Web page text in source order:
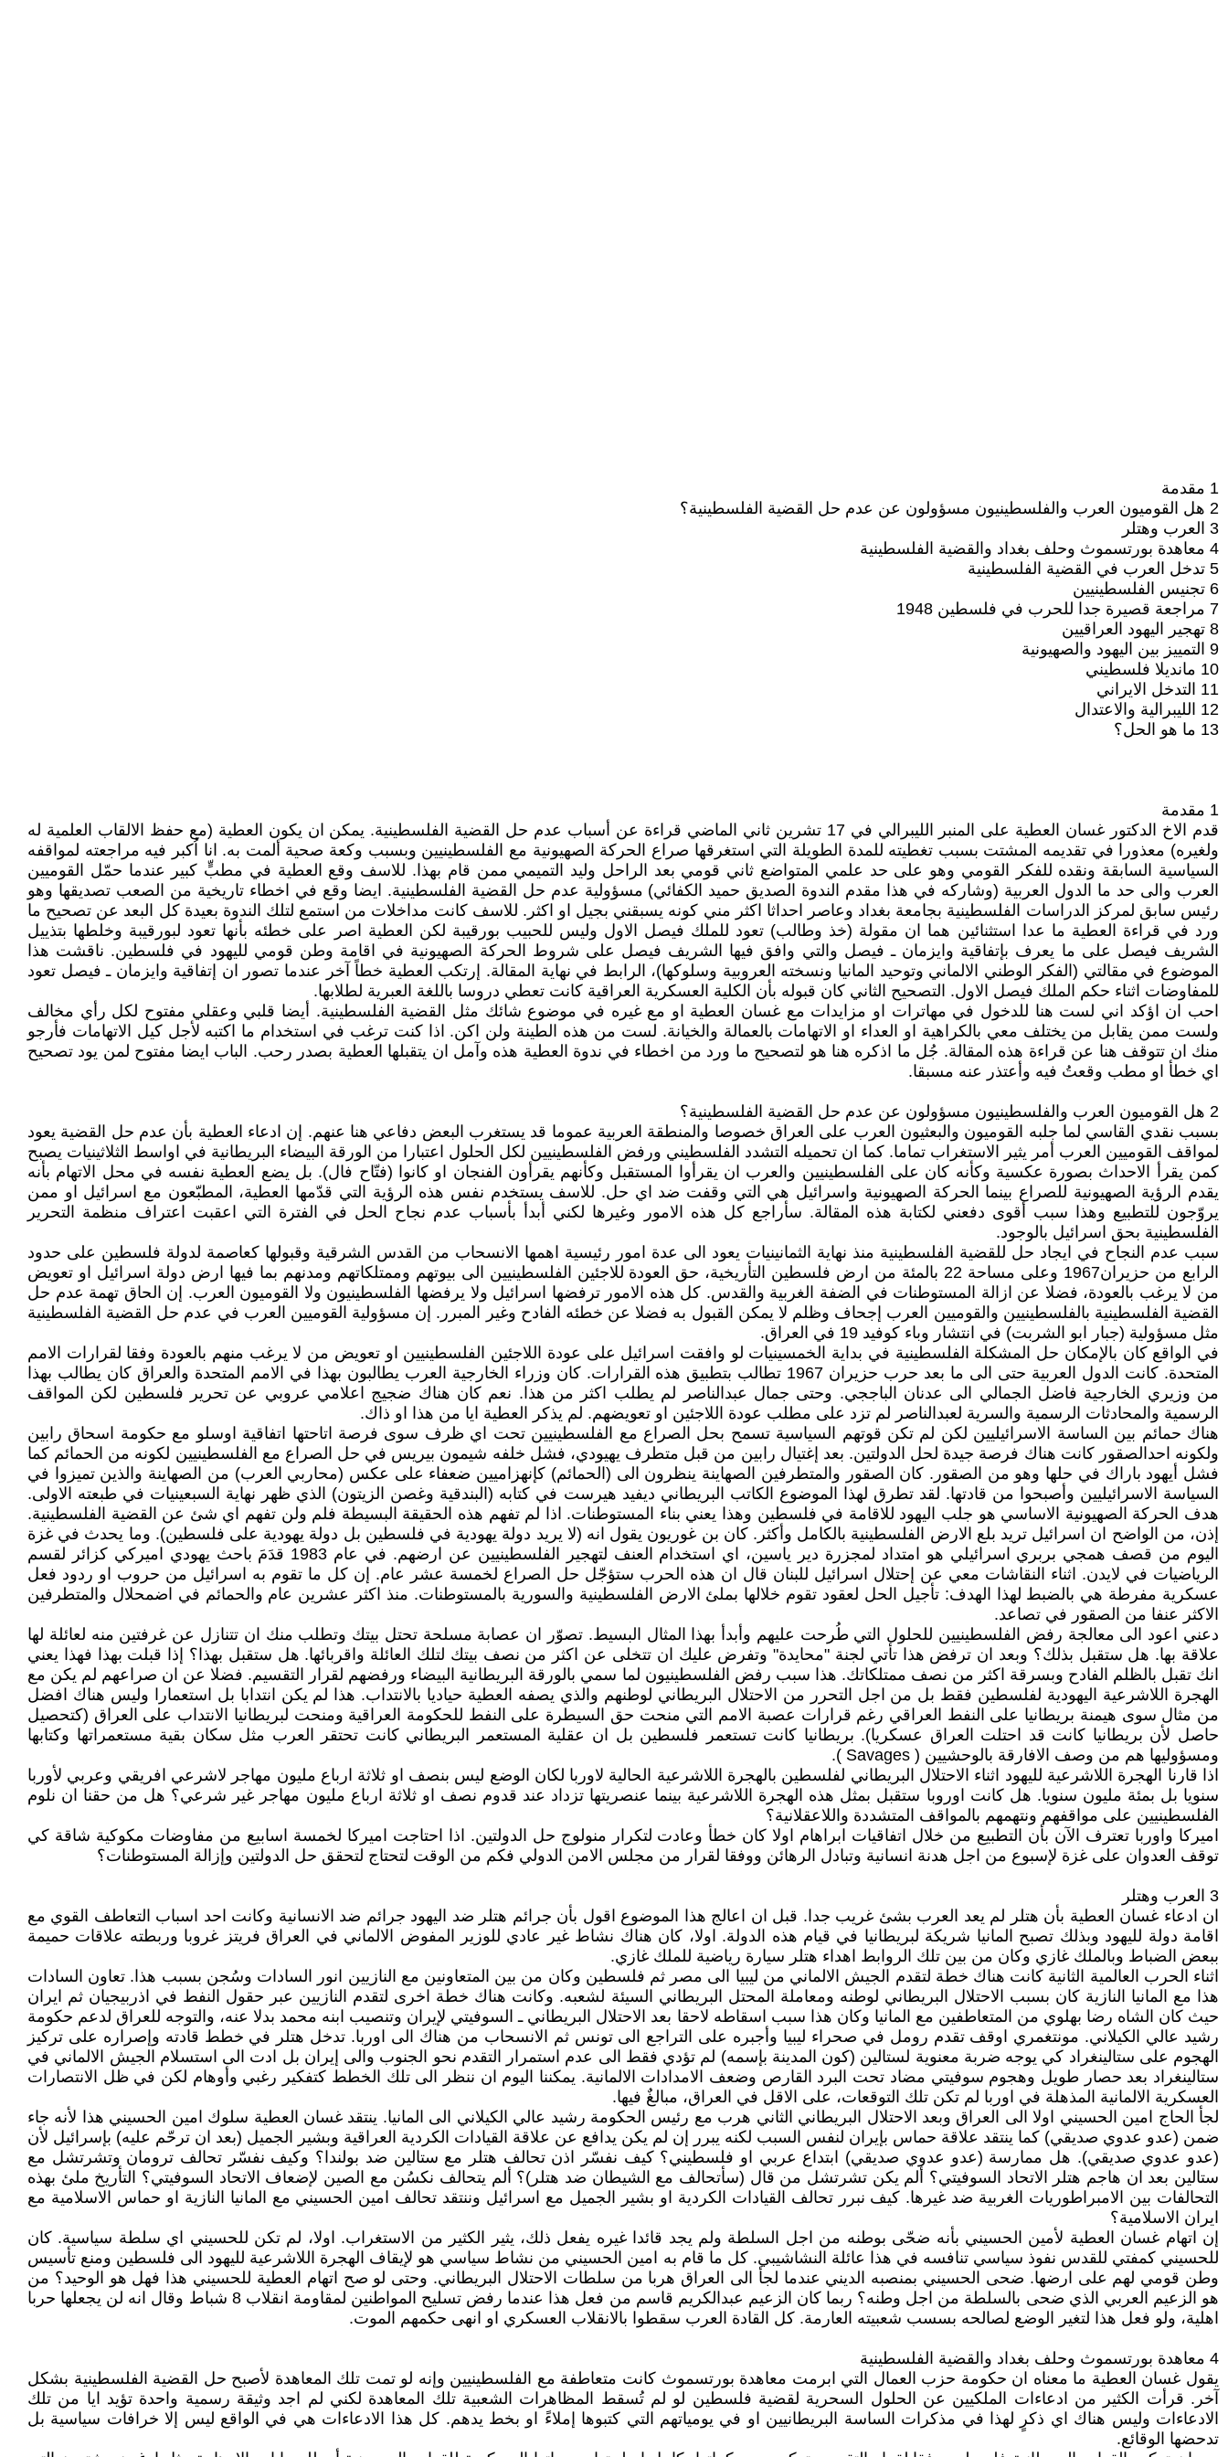
1 مقدمة
2 هل القوميون العرب والفلسطينيون مسؤولون عن عدم حل القضية الفلسطينية؟
3 العرب وهتلر
4 معاهدة بورتسموث وحلف بغداد والقضية الفلسطينية
5 تدخل العرب في القضية الفلسطينية
6 تجنيس الفلسطينيين
7 مراجعة قصيرة جدا للحرب في فلسطين 1948
8 تهجير اليهود العراقيين
9 التمييز بين اليهود والصهيونية
10 مانديلا فلسطيني
11 التدخل الايراني
12 الليبرالية والاعتدال
13 ما هو الحل؟
1 مقدمة
قدم الاخ الدكتور غسان العطية على المنبر الليبرالي في 17 تشرين ثاني الماضي قراءة عن أسباب عدم حل القضية الفلسطينية. يمكن ان يكون العطية (مع حفظ الالقاب العلمية له
ولغيره) معذورا في تقديمه المشتت بسبب تغطيته للمدة الطويلة التي استغرقها صراع الحركة الصهيونية مع الفلسطينيين وبسبب وكعة صحية ألمت به. انا اُكبر فيه مراجعته لمواقفه
السياسية السابقة ونقده للفكر القومي وهو على حد علمي المتواضع ثاني قومي بعد الراحل وليد التميمي ممن قام بهذا. للاسف وقع العطية في مطبٍّ كبير عندما حمّل القوميين
العرب والى حد ما الدول العربية (وشاركه في هذا مقدم الندوة الصديق حميد الكفائي) مسؤولية عدم حل القضية الفلسطينية. ايضا وقع في اخطاء تاريخية من الصعب تصديقها وهو
رئيس سابق لمركز الدراسات الفلسطينية بجامعة بغداد وعاصر احداثا اكثر مني كونه يسبقني بجيل او اكثر. للاسف كانت مداخلات من استمع لتلك الندوة بعيدة كل البعد عن تصحيح ما
ورد في قراءة العطية ما عدا استثنائين هما ان مقولة (خذ وطالب) تعود للملك فيصل الاول وليس للحبيب بورقيبة لكن العطية اصر على خطئه بأنها تعود لبورقيبة وخلطها بتذييل
الشريف فيصل على ما يعرف بإتفاقية وايزمان ـ فيصل والتي وافق فيها الشريف فيصل على شروط الحركة الصهيونية في اقامة وطن قومي لليهود في فلسطين. ناقشت هذا
الموضوع في مقالتي (الفكر الوطني الالماني وتوحيد المانيا ونسخته العروبية وسلوكها)، الرابط في نهاية المقالة. إرتكب العطية خطاً آخر عندما تصور ان إتفاقية وايزمان ـ فيصل تعود
للمفاوضات اثناء حكم الملك فيصل الاول. التصحيح الثاني كان قبوله بأن الكلية العسكرية العراقية كانت تعطي دروسا باللغة العبرية لطلابها.
احب ان اؤكد اني لست هنا للدخول في مهاترات او مزايدات مع غسان العطية او مع غيره في موضوع شائك مثل القضية الفلسطينية. أيضا قلبي وعقلي مفتوح لكل رأي مخالف
ولست ممن يقابل من يختلف معي بالكراهية او العداء او الاتهامات بالعمالة والخيانة. لست من هذه الطينة ولن اكن. اذا كنت ترغب في استخدام ما اكتبه لأجل كيل الاتهامات فأرجو
منك ان تتوقف هنا عن قراءة هذه المقالة. جُل ما اذكره هنا هو لتصحيح ما ورد من اخطاء في ندوة العطية هذه وآمل ان يتقبلها العطية بصدر رحب. الباب ايضا مفتوح لمن يود تصحيح
اي خطأ او مطب وقعتُ فيه وأعتذر عنه مسبقا.
2 هل القوميون العرب والفلسطينيون مسؤولون عن عدم حل القضية الفلسطينية؟
بسبب نقدي القاسي لما جلبه القوميون والبعثيون العرب على العراق خصوصا والمنطقة العربية عموما قد يستغرب البعض دفاعي هنا عنهم. إن ادعاء العطية بأن عدم حل القضية يعود
لمواقف القوميين العرب أمر يثير الاستغراب تماما. كما ان تحميله التشدد الفلسطيني ورفض الفلسطينيين لكل الحلول اعتبارا من الورقة البيضاء البريطانية في اواسط الثلاثينيات يصبح
كمن يقرأ الاحداث بصورة عكسية وكأنه كان على الفلسطينيين والعرب ان يقرأوا المستقبل وكأنهم يقرأون الفنجان او كانوا (فتّاح فال). بل يضع العطية نفسه في محل الاتهام بأنه
يقدم الرؤية الصهيونية للصراع بينما الحركة الصهيونية واسرائيل هي التي وقفت ضد اي حل. للاسف يستخدم نفس هذه الرؤية التي قدّمها العطية، المطبّعون مع اسرائيل او ممن
يروّجون للتطبيع وهذا سبب أقوى دفعني لكتابة هذه المقالة. سأراجع كل هذه الامور وغيرها لكني أبدأ بأسباب عدم نجاح الحل في الفترة التي اعقبت اعتراف منظمة التحرير
الفلسطينية بحق اسرائيل بالوجود.
سبب عدم النجاح في ايجاد حل للقضية الفلسطينية منذ نهاية الثمانينيات يعود الى عدة امور رئيسية اهمها الانسحاب من القدس الشرقية وقبولها كعاصمة لدولة فلسطين على حدود
الرابع من حزيران1967 وعلى مساحة 22 بالمئة من ارض فلسطين التأريخية، حق العودة للاجئين الفلسطينيين الى بيوتهم وممتلكاتهم ومدنهم بما فيها ارض دولة اسرائيل او تعويض
من لا يرغب بالعودة، فضلا عن ازالة المستوطنات في الضفة الغربية والقدس. كل هذه الامور ترفضها اسرائيل ولا يرفضها الفلسطينيون ولا القوميون العرب. إن الحاق تهمة عدم حل
القضية الفلسطينية بالفلسطينيين والقوميين العرب إجحاف وظلم لا يمكن القبول به فضلا عن خطئه الفادح وغير المبرر. إن مسؤولية القوميين العرب في عدم حل القضية الفلسطينية
مثل مسؤولية (جبار ابو الشربت) في انتشار وباء كوفيد 19 في العراق.
في الواقع كان بالإمكان حل المشكلة الفلسطينية في بداية الخمسينيات لو وافقت اسرائيل على عودة اللاجئين الفلسطينيين او تعويض من لا يرغب منهم بالعودة وفقا لقرارات الامم
المتحدة. كانت الدول العربية حتى الى ما بعد حرب حزيران 1967 تطالب بتطبيق هذه القرارات. كان وزراء الخارجية العرب يطالبون بهذا في الامم المتحدة والعراق كان يطالب بهذا
من وزيري الخارجية فاضل الجمالي الى عدنان الباججي. وحتى جمال عبدالناصر لم يطلب اكثر من هذا. نعم كان هناك ضجيج اعلامي عروبي عن تحرير فلسطين لكن المواقف
الرسمية والمحادثات الرسمية والسرية لعبدالناصر لم تزد على مطلب عودة اللاجئين او تعويضهم. لم يذكر العطية ايا من هذا او ذاك.
هناك حمائم بين الساسة الاسرائيليين لكن لم تكن قوتهم السياسية تسمح بحل الصراع مع الفلسطينيين تحت اي ظرف سوى فرصة اتاحتها اتفاقية اوسلو مع حكومة اسحاق رابين
ولكونه احدالصقور كانت هناك فرصة جيدة لحل الدولتين. بعد إغتيال رابين من قبل متطرف يهيودي، فشل خلفه شيمون بيريس في حل الصراع مع الفلسطينيين لكونه من الحمائم كما
فشل أيهود باراك في حلها وهو من الصقور. كان الصقور والمتطرفين الصهاينة ينظرون الى (الحمائم) كإنهزاميين ضعفاء على عكس (محاربي العرب) من الصهاينة والذين تميزوا في
السياسة الاسرائيليين وأصبحوا من قادتها. لقد تطرق لهذا الموضوع الكاتب البريطاني ديفيد هيرست في كتابه (البندقية وغصن الزيتون) الذي ظهر نهاية السبعينيات في طبعته الاولى.
هدف الحركة الصهيونية الاساسي هو جلب اليهود للاقامة في فلسطين وهذا يعني بناء المستوطنات. اذا لم تفهم هذه الحقيقة البسيطة فلم ولن تفهم اي شئ عن القضية الفلسطينية.
إذن، من الواضح ان اسرائيل تريد بلع الارض الفلسطينية بالكامل وأكثر. كان بن غوريون يقول انه (لا يريد دولة يهودية في فلسطين بل دولة يهودية على فلسطين). وما يحدث في غزة
اليوم من قصف همجي بربري اسرائيلي هو امتداد لمجزرة دير ياسين، اي استخدام العنف لتهجير الفلسطينيين عن ارضهم. في عام 1983 قدَمَ باحث يهودي اميركي كزائر لقسم
الرياضيات في لايدن. اثناء النقاشات معي عن إحتلال اسرائيل للبنان قال ان هذه الحرب ستؤجّل حل الصراع لخمسة عشر عام. إن كل ما تقوم به اسرائيل من حروب او ردود فعل
عسكرية مفرطة هي بالضبط لهذا الهدف: تأجيل الحل لعقود تقوم خلالها بملئ الارض الفلسطينية والسورية بالمستوطنات. منذ اكثر عشرين عام والحمائم في اضمحلال والمتطرفين
الاكثر عنفا من الصقور في تصاعد.
دعني اعود الى معالجة رفض الفلسطينيين للحلول التي طُرحت عليهم وأبدأ بهذا المثال البسيط. تصوّر ان عصابة مسلحة تحتل بيتك وتطلب منك ان تتنازل عن غرفتين منه لعائلة لها
علاقة بها. هل ستقبل بذلك؟ وبعد ان ترفض هذا تأتي لجنة "محايدة" وتفرض عليك ان تتخلى عن اكثر من نصف بيتك لتلك العائلة واقربائها. هل ستقبل بهذا؟ إذا قبلت بهذا فهذا يعني
انك تقبل بالظلم الفادح وبسرقة اكثر من نصف ممتلكاتك. هذا سبب رفض الفلسطينيون لما سمي بالورقة البريطانية البيضاء ورفضهم لقرار التقسيم. فضلا عن ان صراعهم لم يكن مع
الهجرة اللاشرعية اليهودية لفلسطين فقط بل من اجل التحرر من الاحتلال البريطاني لوطنهم والذي يصفه العطية حياديا بالانتداب. هذا لم يكن انتدابا بل استعمارا وليس هناك افضل
من مثال سوى هيمنة بريطانيا على النفط العراقي رغم قرارات عصبة الامم التي منحت حق السيطرة على النفط للحكومة العراقية ومنحت لبريطانيا الانتداب على العراق (كتحصيل
حاصل لأن بريطانيا كانت قد احتلت العراق عسكريا). بريطانيا كانت تستعمر فلسطين بل ان عقلية المستعمر البريطاني كانت تحتقر العرب مثل سكان بقية مستعمراتها وكتابها
ومسؤوليها هم من وصف الافارقة بالوحشيين ( Savages ).
اذا قارنا الهجرة اللاشرعية لليهود اثناء الاحتلال البريطاني لفلسطين بالهجرة اللاشرعية الحالية لاوربا لكان الوضع ليس بنصف او ثلاثة ارباع مليون مهاجر لاشرعي افريقي وعربي لأوربا
سنويا بل بمئة مليون سنويا. هل كانت اوروبا ستقبل بمثل هذه الهجرة اللاشرعية بينما عنصريتها تزداد عند قدوم نصف او ثلاثة ارباع مليون مهاجر غير شرعي؟ هل من حقنا ان نلوم
الفلسطينيين على مواقفهم ونتهمهم بالمواقف المتشددة واللاعقلانية؟
اميركا واوربا تعترف الآن بأن التطبيع من خلال اتفاقيات ابراهام اولا كان خطأ وعادت لتكرار منولوج حل الدولتين. اذا احتاجت اميركا لخمسة اسابيع من مفاوضات مكوكية شاقة كي
توقف العدوان على غزة لإسبوع من اجل هدنة انسانية وتبادل الرهائن ووفقا لقرار من مجلس الامن الدولي فكم من الوقت لتحتاج لتحقق حل الدولتين وإزالة المستوطنات؟
3 العرب وهتلر
ان ادعاء غسان العطية بأن هتلر لم يعد العرب بشئ غريب جدا. قبل ان اعالج هذا الموضوع اقول بأن جرائم هتلر ضد اليهود جرائم ضد الانسانية وكانت احد اسباب التعاطف القوي مع
اقامة دولة لليهود وبذلك تصبح المانيا شريكة لبريطانيا في قيام هذه الدولة. اولا، كان هناك نشاط غير عادي للوزير المفوض الالماني في العراق فريتز غروبا وربطته علاقات حميمة
ببعض الضباط وبالملك غازي وكان من بين تلك الروابط اهداء هتلر سيارة رياضية للملك غازي.
اثناء الحرب العالمية الثانية كانت هناك خطة لتقدم الجيش الالماني من ليبيا الى مصر ثم فلسطين وكان من بين المتعاونين مع النازيين انور السادات وسُجن بسبب هذا. تعاون السادات
هذا مع المانيا النازية كان بسبب الاحتلال البريطاني لوطنه ومعاملة المحتل البريطاني السيئة لشعبه. وكانت هناك خطة اخرى لتقدم النازيين عبر حقول النفط في اذربيجيان ثم ايران
حيث كان الشاه رضا بهلوي من المتعاطفين مع المانيا وكان هذا سبب اسقاطه لاحقا بعد الاحتلال البريطاني ـ السوفيتي لإيران وتنصيب ابنه محمد بدلا عنه، والتوجه للعراق لدعم حكومة
رشيد عالي الكيلاني. مونتغمري اوقف تقدم رومل في صحراء ليبيا وأجبره على التراجع الى تونس ثم الانسحاب من هناك الى اوربا. تدخل هتلر في خطط قادته وإصراره على تركيز
الهجوم على ستالينغراد كي يوجه ضربة معنوية لستالين (كون المدينة بإسمه) لم تؤدي فقط الى عدم استمرار التقدم نحو الجنوب والى إيران بل ادت الى استسلام الجيش الالماني في
ستالينغراد بعد حصار طويل وهجوم سوفيتي مضاد تحت البرد القارص وضعف الامدادات الالمانية. يمكننا اليوم ان ننظر الى تلك الخطط كتفكير رغبي وأوهام لكن في ظل الانتصارات
العسكرية الالمانية المذهلة في اوربا لم تكن تلك التوقعات، على الاقل في العراق، مبالغٌ فيها.
لجأ الحاج امين الحسيني اولا الى العراق وبعد الاحتلال البريطاني الثاني هرب مع رئيس الحكومة رشيد عالي الكيلاني الى المانيا. ينتقد غسان العطية سلوك امين الحسيني هذا لأنه جاء
ضمن (عدو عدوي صديقي) كما ينتقد علاقة حماس بإيران لنفس السبب لكنه يبرر إن لم يكن يدافع عن علاقة القيادات الكردية العراقية وبشير الجميل (بعد ان ترحّم عليه) بإسرائيل لأن
(عدو عدوي صديقي). هل ممارسة (عدو عدوي صديقي) ابتداع عربي او فلسطيني؟ كيف نفسّر اذن تحالف هتلر مع ستالين ضد بولندا؟ وكيف نفسّر تحالف ترومان وتشرتشل مع
ستالين بعد ان هاجم هتلر الاتحاد السوفيتي؟ ألم يكن تشرتشل من قال (سأتحالف مع الشيطان ضد هتلر)؟ ألم يتحالف نكسُن مع الصين لإضعاف الاتحاد السوفيتي؟ التأريخ ملئ بهذه
التحالفات بين الامبراطوريات الغربية ضد غيرها. كيف نبرر تحالف القيادات الكردية او بشير الجميل مع اسرائيل وننتقد تحالف امين الحسيني مع المانيا النازية او حماس الاسلامية مع
ايران الاسلامية؟
إن اتهام غسان العطية لأمين الحسيني بأنه ضحّى بوطنه من اجل السلطة ولم يجد قائدا غيره يفعل ذلك، يثير الكثير من الاستغراب. اولا، لم تكن للحسيني اي سلطة سياسية. كان
للحسيني كمفتي للقدس نفوذ سياسي تنافسه في هذا عائلة النشاشيبي. كل ما قام به امين الحسيني من نشاط سياسي هو لإيقاف الهجرة اللاشرعية لليهود الى فلسطين ومنع تأسيس
وطن قومي لهم على ارضها. ضحى الحسيني بمنصبه الديني عندما لجأ الى العراق هربا من سلطات الاحتلال البريطاني. وحتى لو صح اتهام العطية للحسيني هذا فهل هو الوحيد؟ من
هو الزعيم العربي الذي ضحى بالسلطة من اجل وطنه؟ ربما كان الزعيم عبدالكريم قاسم من فعل هذا عندما رفض تسليح المواطنين لمقاومة انقلاب 8 شباط وقال انه لن يجعلها حربا
اهلية، ولو فعل هذا لتغير الوضع لصالحه بسسب شعبيته العارمة. كل القادة العرب سقطوا بالانقلاب العسكري او انهى حكمهم الموت.
4 معاهدة بورتسموث وحلف بغداد والقضية الفلسطينية
يقول غسان العطية ما معناه ان حكومة حزب العمال التي ابرمت معاهدة بورتسموث كانت متعاطفة مع الفلسطينيين وإنه لو تمت تلك المعاهدة لأصبح حل القضية الفلسطينية بشكل
آخر. قرأت الكثير من ادعاءات الملكيين عن الحلول السحرية لقضية فلسطين لو لم تُسقط المظاهرات الشعبية تلك المعاهدة لكني لم اجد وثيقة رسمية واحدة تؤيد ايا من تلك
الادعاءات وليس هناك اي ذكرٍ لهذا في مذكرات الساسة البريطانيين او في يومياتهم التي كتبوها إملاءً او بخط يدهم. كل هذا الادعاءات هي في الواقع ليس إلا خرافات سياسية بل
تدحضها الوقائع.